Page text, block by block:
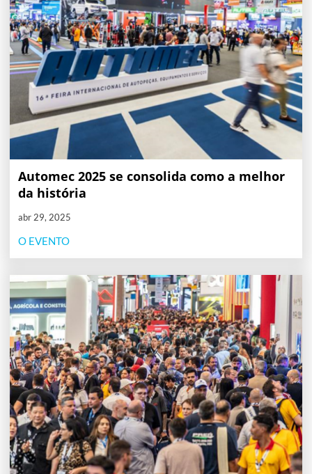
Automec 2025 se consolida como a melhor
da história
abr 29, 2025
O EVENTO